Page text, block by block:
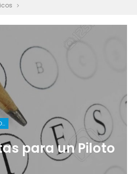
APUNTES AERONÁUTICOS
para un Piloto